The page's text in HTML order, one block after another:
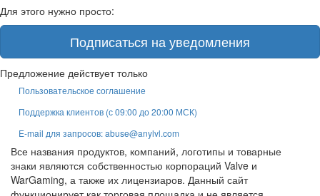
Для этого нужно просто:
Подписаться на уведомления
Предложение действует только
Пользовательское соглашение
Поддержка клиентов (с 09:00 до 20:00 МСК)
E-mail для запросов: abuse@anylvl.com
Все названия продуктов, компаний, логотипы и товарные
знаки являются собственностью корпораций Valve и
WarGaming, а также их лицензиаров. Данный сайт